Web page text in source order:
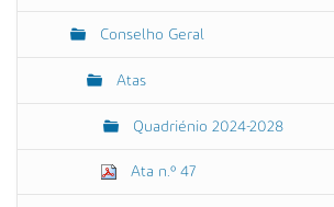
Conselho Geral
Atas
Quadriénio 2024-2028
Ata n.º 47